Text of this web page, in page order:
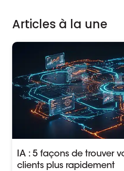
Articles à la une
IA : 5 façons de trouver
clients plus rapidement